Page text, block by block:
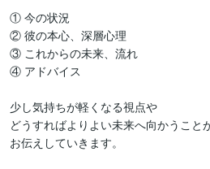
① 今の状況
② 彼の本心、深層心理
③ これからの未来、流れ
④ アドバイス
少し気持ちが軽くなる視点や
どうすればよりよい未来へ向かうこと
お伝えしていきます。